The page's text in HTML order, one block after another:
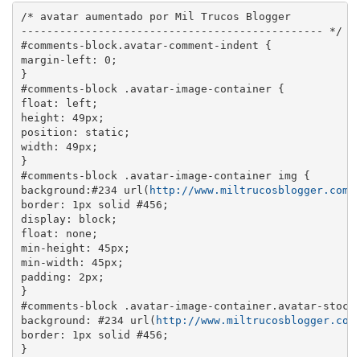
/* avatar aumentado por Mil Trucos Blogger
----------------------------------------------- */
#comments-block.avatar-comment-indent {
margin-left: 0;
}
#comments-block .avatar-image-container {
float: left;
height: 49px;
position: static;
width: 49px;
}
#comments-block .avatar-image-container img {
background:#234 url( http://www.miltrucosblogger.com/
border: 1px solid #456;
display: block;
float: none;
min-height: 45px;
min-width: 45px;
padding: 2px;
}
#comments-block .avatar-image-container.avatar-
background: #234 url( http://
border: 1px solid #456;
}